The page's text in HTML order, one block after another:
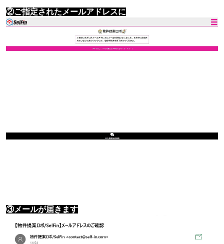
②ご指定されたメールアドレスに
③メールが届きます